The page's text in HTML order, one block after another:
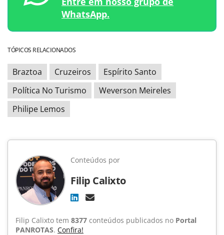
WhatsApp.
TÓPICOS RELACIONADOS
Braztoa Cruzeiros
Espírito Santo
Política No Turismo
Weverson Meireles
Philipe Lemos
Conteúdos por
Filip Calixto
Filip Calixto tem 8377 conteúdos publicados no Portal
PANROTAS. Confira!